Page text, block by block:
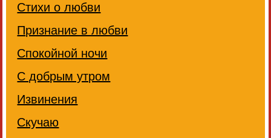
Стихи о любви
Признание в любви
Спокойной ночи
С добрым утром
Извинения
Скучаю